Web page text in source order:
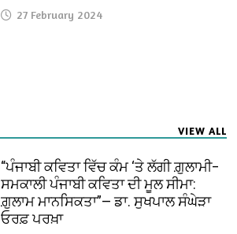
27 February 2024
VIEW ALL
“ਪੰਜਾਬੀ ਕਵਿਤਾ ਵਿੱਚ ਕੰਮ ‘ਤੇ ਲੱਗੀ ਗ਼ੁਲਾਮੀ–
ਸਮਕਾਲੀ ਪੰਜਾਬੀ ਕਵਿਤਾ ਦੀ ਮੂਲ ਸੀਮਾ:
ਗ਼ੁਲਾਮ ਮਾਨਸਿਕਤਾ”— ਡਾ. ਸੁਖਪਾਲ ਸੰਘੇੜਾ
ਓਰਫ਼ ਪਰਖ਼ਾ